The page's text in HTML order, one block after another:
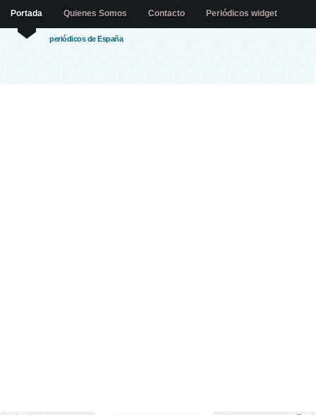
periódicos de España
Portada Quienes Somos Contacto Periódicos widget